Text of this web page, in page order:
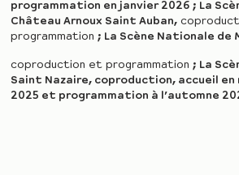
programmation en janvier 2026 ; La
Château Arnoux Saint Auban,
programmation ; La Scène Nationale de
coproduction et programmation ; La
Saint Nazaire, coproduction, accueil en
2025 et programmation à l’automne